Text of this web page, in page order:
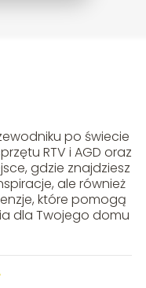
po świecie
RTV i AGD oraz
gdzie znajdziesz
ale również
które pomogą
dla Twojego domu